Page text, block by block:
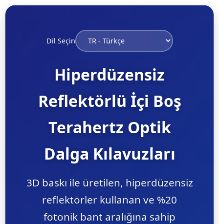
Dil Seçin
Hiperdüzensiz
Reflektörlü İçi Boş
Terahertz Optik
Dalga Kılavuzları
3D baskı ile üretilen, hiperdüzensiz
reflektörler kullanan ve %20
fotonik bant aralığına sahip